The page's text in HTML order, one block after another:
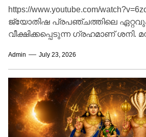
https://www.youtube.com/
ജ്യോതിഷ പ്രപഞ്ചത്തിലെ
വീക്ഷിക്കപ്പെടുന്ന ഗ്രഹമാണ് ശനി.
നൽകുന്നതിലെ കാർക്കശ്യവും
വിശേഷണവും ശനിക്കൊപ്പമുണ്ട്.
Admin July 23, 2026